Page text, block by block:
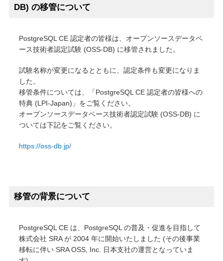
DB) の移管について
PostgreSQL CE 認定者の皆様は、オープンソースデータベ
ース技術者認定試験 (OSS-DB) に移管されました。
試験名称が変更になるとともに、認定条件も変更になりま
した。
移管条件については、「PostgreSQL CE 認定者の皆様への
特典 (LPI-Japan)」をご覧ください。
オープンソースデータベース技術者認定試験 (OSS-DB) に
ついては下記をご覧ください。
https://oss-db.jp/
移管の背景について
PostgreSQL CE は、PostgreSQL の普及・促進を目指して
株式会社 SRA が 2004 年に開始いたしました (その後事業
移転に伴い SRA OSS, Inc. 日本支社の運営となっていま